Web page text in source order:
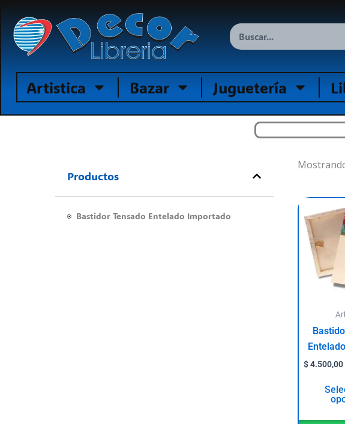
contenido
Search
Artistica Bazar Juguetería
Productos
Bastidor Tensado Entelado Importado
$4.500,00